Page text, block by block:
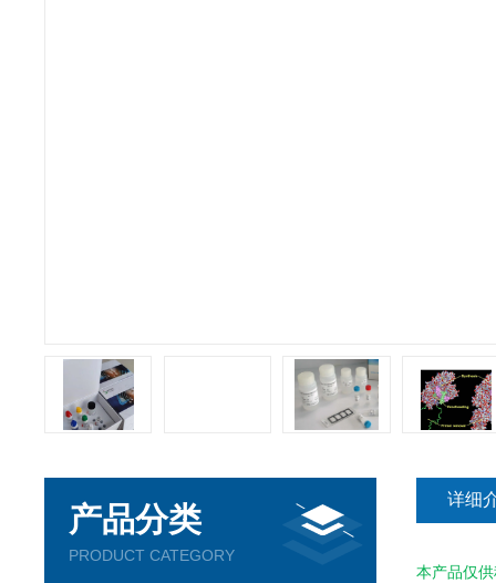
产品分类
PRODUCT CATEGORY
详细
本产品仅